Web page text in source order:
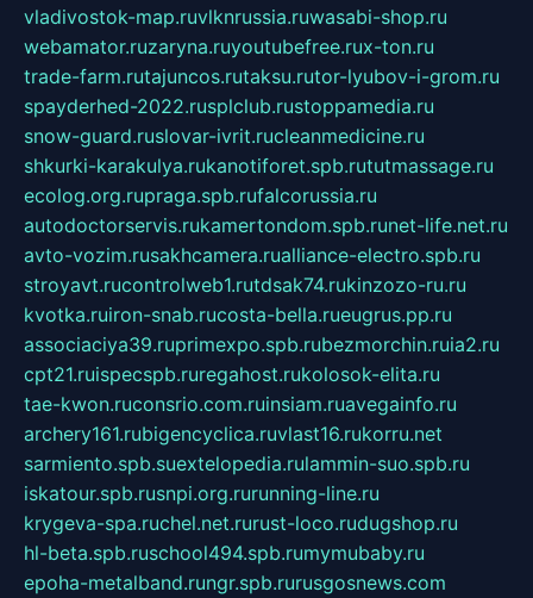
vladivostok-map.ruvlknrussia.ruwasabi-shop.ru
webamator.ruzaryna.ruyoutubefree.rux-ton.ru
trade-farm.rutajuncos.rutaksu.rutor-lyubov-i-grom.ru
spayderhed-2022.rusplclub.rustoppamedia.ru
snow-guard.ruslovar-ivrit.rucleanmedicine.ru
shkurki-karakulya.rukanotiforet.spb.rututmassage.ru
ecolog.org.rupraga.spb.rufalcorussia.ru
autodoctorservis.rukamertondom.spb.runet-life.net.ru
avto-vozim.rusakhcamera.rualliance-electro.spb.ru
stroyavt.rucontrolweb1.rutdsak74.rukinzozo-ru.ru
kvotka.ruiron-snab.rucosta-bella.rueugrus.pp.ru
associaciya39.ruprimexpo.spb.rubezmorchin.ruia2.ru
cpt21.ruispecspb.ruregahost.rukolosok-elita.ru
tae-kwon.ruconsrio.com.ruinsiam.ruavegainfo.ru
archery161.rubigencyclica.ruvlast16.rukorru.net
sarmiento.spb.suextelopedia.rulammin-suo.spb.ru
iskatour.spb.rusnpi.org.rurunning-line.ru
krygeva-spa.ruchel.net.rurust-loco.rudugshop.ru
hl-beta.spb.ruschool494.spb.rumymubaby.ru
epoha-metalband.rungr.spb.rurusgosnews.com